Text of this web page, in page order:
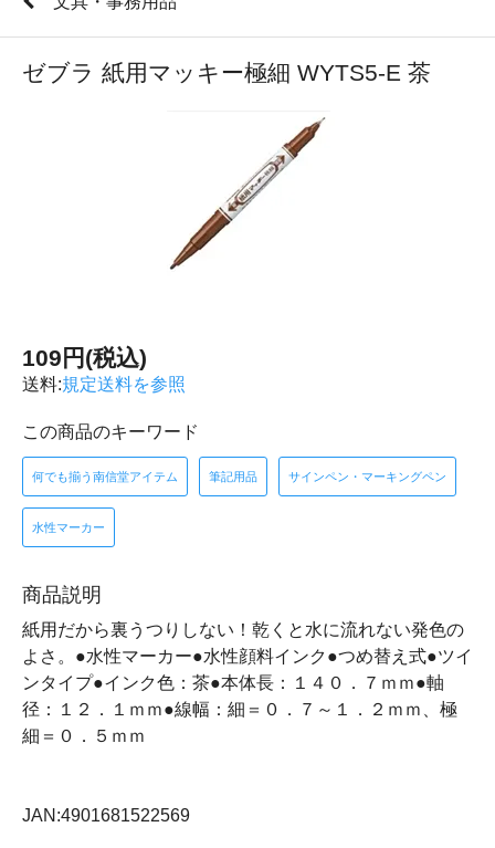
ゼブラ 紙用マッキー極細 WYTS5-E 茶
109円(税込)
送料:規定送料を参照
この商品のキーワード
何でも揃う南信堂アイテム 筆記用品 サインペン・マーキングペン
水性マーカー
商品説明
紙用だから裏うつりしない！乾くと水に流れない発色の
よさ。●水性マーカー●水性顔料インク●つめ替え式●ツイ
ンタイプ●インク色：茶●本体長：１４０．７ｍｍ●軸
径：１２．１ｍｍ●線幅：細＝０．７～１．２ｍｍ、極
細＝０．５ｍｍ
JAN:4901681522569